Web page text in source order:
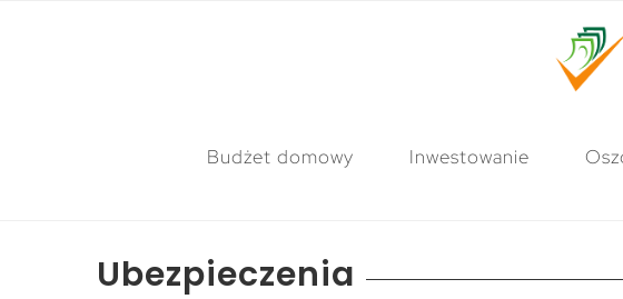
Budżet domowy Inwestowanie
Ubezpieczenia